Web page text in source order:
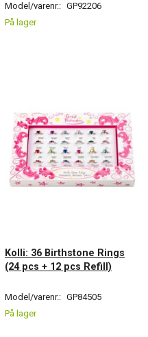
Model/varenr.: GP92206
På lager
Kolli: 36 Birthstone Rings
(24 pcs + 12 pcs Refill)
Model/varenr.: GP84505
På lager